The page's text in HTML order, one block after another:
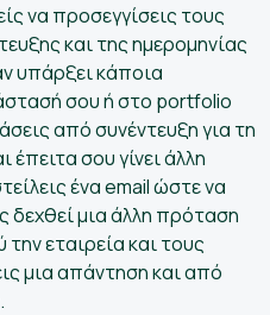
να προσεγγίσεις τους
και της ημερομηνίας
υπάρξει κάποια
σου ή στο portfolio
από συνέντευξη για τη
σου γίνει άλλη
ένα email ώστε να
δεχθεί μια άλλη πρόταση
εταιρεία και τους
μια απάντηση και από